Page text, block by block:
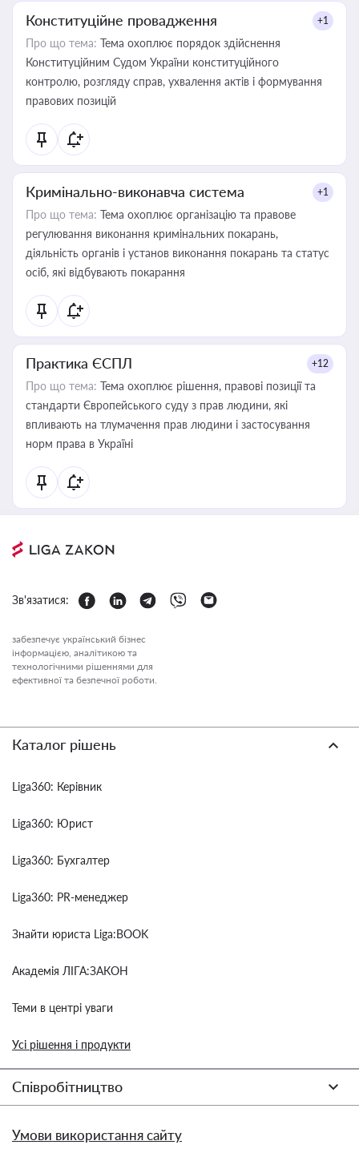
Конституційне провадження +1
Про що тема: Тема охоплює порядок здійснення
Конституційним Судом України конституційного
контролю, розгляду справ, ухвалення актів і формування
правових позицій
Кримінально-виконавча система +1
Про що тема: Тема охоплює організацію та правове
регулювання виконання кримінальних покарань,
діяльність органів і установ виконання покарань та статус
осіб, які відбувають покарання
Практика ЄСПЛ +12
Про що тема: Тема охоплює рішення, правові позиції та
стандарти Європейського суду з прав людини, які
впливають на тлумачення прав людини і застосування
норм права в Україні
Зв'язатися:
забезпечує український бізнес
інформацією, аналітикою та
технологічними рішеннями для
ефективної та безпечної роботи.
Каталог рішень
Liga360: Керівник
Liga360: Юрист
Liga360: Бухгалтер
Liga360: PR-менеджер
Знайти юриста Liga:BOOK
Академія ЛІГА:ЗАКОН
Теми в центрі уваги
Усі рішення і продукти
Співробітництво
Умови використання сайту